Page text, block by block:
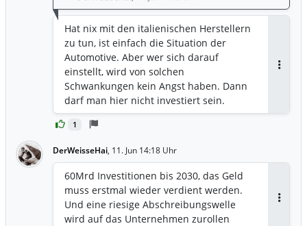
1
Hat nix mit den italienischen Herstellern
zu tun, ist einfach die Situation der
Automotive. Aber wer sich darauf
einstellt, wird von solchen
Schwankungen kein Angst haben. Dann
darf man hier nicht investiert sein.
DerWeisseHai, 11. Jun 14:18 Uhr
60Mrd Investitionen bis 2030, das Geld
muss erstmal wieder verdient werden.
Und eine riesige Abschreibungswelle
wird auf das Unternehmen zurollen